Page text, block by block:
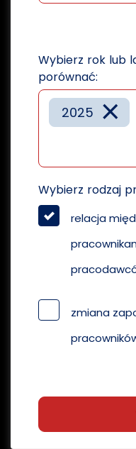
Wybierz rok lub
porównać:
×
2025
Wybierz rodzaj
relacja
zmiana